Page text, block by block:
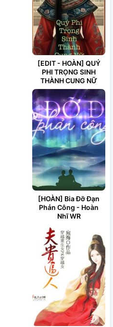
[EDIT - HOÀN] QUÝ
PHI TRỌNG SINH
THÀNH CUNG NỮ
[HOÀN] Bia Đỡ Đạn
Phản Công - Hoàn
Nhĩ WR